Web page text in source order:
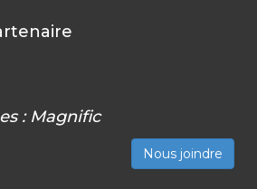
: Magnific
Nous joindre